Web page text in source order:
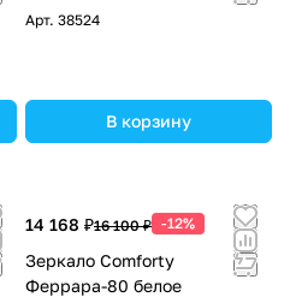
Арт. 38524
В корзину
14 168 ₽16 100 ₽ -12%
Зеркало Comforty
Феррара-80 белое